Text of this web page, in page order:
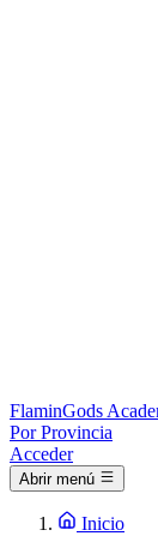
FlaminGods
Por Provincia
Acceder
Abrir menú
Inicio